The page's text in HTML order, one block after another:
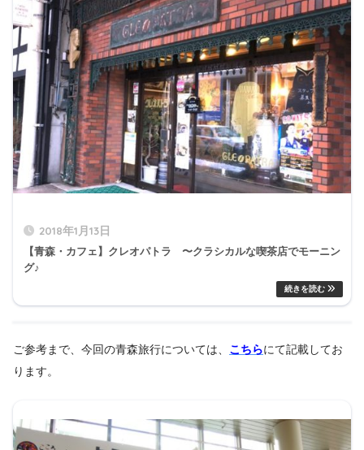
2018年1月13日
【青森・カフェ】クレオパトラ 〜クラシカルな喫茶店でモーニン
グ♪
ご参考まで、今回の青森旅行については、 こちらにて記載してお
ります。